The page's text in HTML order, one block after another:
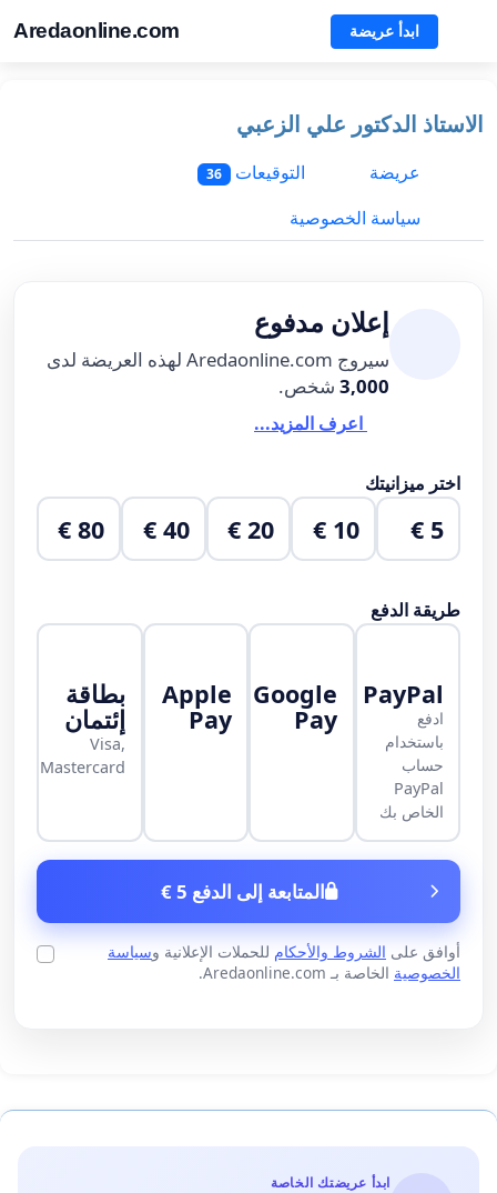
Aredaonline.com ابدأ عريضة
الاستاذ الدكتور علي الزعبي
عريضة
التوقيعات 36
سياسة الخصوصية
إعلان مدفوع
سيروج Aredaonline.com لهذه العريضة لدى
3,000 شخص.
اعرف المزيد...
اختر ميزانيتك
5 €
10 €
20 €
40 €
80 €
طريقة الدفع
PayPal
ادفع
باستخدام
حساب
PayPal
الخاص بك
Google
Pay
Apple
Pay
بطاقة
إئتمان
Visa,
Mastercard
المتابعة إلى الدفع 5 €
أوافق على الشروط والأحكام للحملات الإعلانية وسياسة
الخصوصية الخاصة بـ Aredaonline.com.
ابدأ عريضتك الخاصة